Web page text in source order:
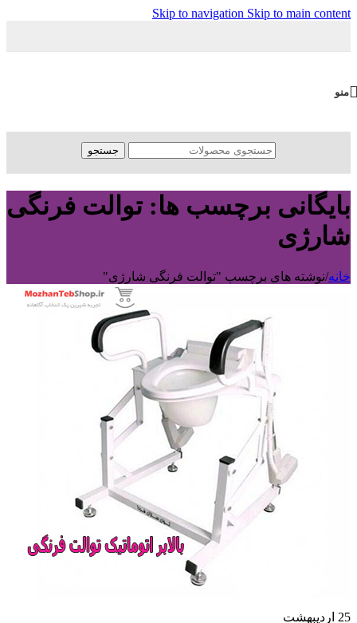
Skip to navigation Skip to main content
منو
جستجو
بایگانی برچسب ها: توالت فرنگی
شارژی
خانه/نوشته های برچسب "توالت فرنگی شارژی"
25 اردیبهشت